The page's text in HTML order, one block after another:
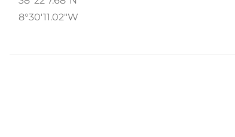
8°30'11.02"W